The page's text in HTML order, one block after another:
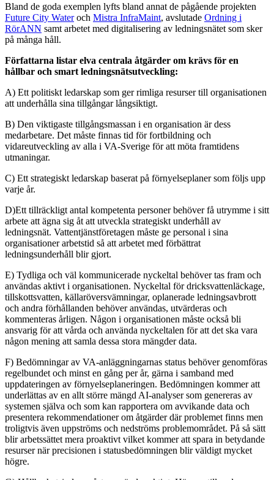
Bland de goda exemplen lyfts bland annat de pågående projekten
Future City Wateroch Mistra InfraMaint, avslutade Ordning i
RörANN samt arbetet med digitalisering av ledningsnätet som sker
på många håll.
Författarna listar elva centrala åtgärder om krävs för en
hållbar och smart ledningsnätsutveckling:
A) Ett politiskt ledarskap som ger rimliga resurser till organisationen
att underhålla sina tillgångar långsiktigt.
B) Den viktigaste tillgångsmassan i en organisation är dess
medarbetare. Det måste finnas tid för fortbildning och
vidareutveckling av alla i VA-Sverige för att möta framtidens
utmaningar.
C) Ett strategiskt ledarskap baserat på förnyelseplaner som följs upp
varje år.
D)Ett tillräckligt antal kompetenta personer behöver få utrymme i sitt
arbete att ägna sig åt att utveckla strategiskt underhåll av
ledningsnät. Vattentjänstföretagen måste ge personal i sina
organisationer arbetstid så att arbetet med förbättrat
ledningsunderhåll blir gjort.
E) Tydliga och väl kommunicerade nyckeltal behöver tas fram och
användas aktivt i organisationen. Nyckeltal för dricksvattenläckage,
tillskottsvatten, källaröversvämningar, oplanerade ledningsavbrott
och andra förhållanden behöver användas, utvärderas och
kommenteras årligen. Någon i organisationen måste också bli
ansvarig för att vårda och använda nyckeltalen för att det ska vara
någon mening att samla dessa stora mängder data.
F) Bedömningar av VA-anläggningarnas status behöver genomföras
regelbundet och minst en gång per år, gärna i samband med
uppdateringen av förnyelseplaneringen. Bedömningen kommer att
underlättas av en allt större mängd AI-analyser som genereras av
systemen själva och som kan rapportera om avvikande data och
presentera rekommendationer om åtgärder där problemet finns men
troligtvis även uppströms och nedströms problemområdet. På så sätt
blir arbetssättet mera proaktivt vilket kommer att spara in betydande
resurser när precisionen i statusbedömningen blir väldigt mycket
högre.